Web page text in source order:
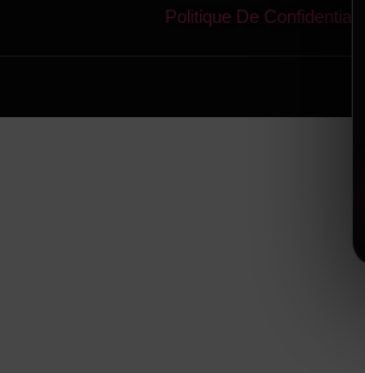
Politique De Confidentialité